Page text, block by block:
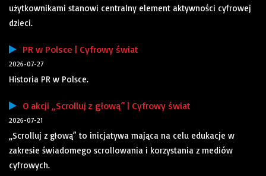
użytkownikami stanowi centralny element aktywności cyfrowej
dzieci.
PR w Polsce | Cyfrowy świat
2026-07-27
Historia PR w Polsce.
O akcji „Scrolluj z głową” | Cyfrowy świat
2026-07-21
„Scrolluj z głową” to inicjatywa mająca na celu edukacje w
zakresie świadomego scrollowania i korzystania z mediów
cyfrowych.